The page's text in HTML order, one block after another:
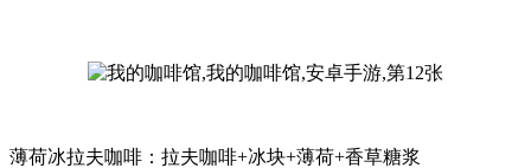
薄荷冰拉夫咖啡：拉夫咖啡+冰块+薄荷+香草糖浆